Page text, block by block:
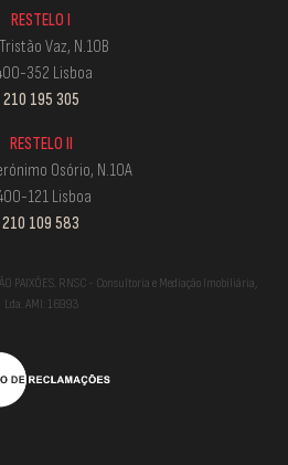
RESTELO I
Vaz, N.10B
352 Lisboa
210 195 305
RESTELO II
Osório, N.10A
121 Lisboa
210 109 583
PAIXÕES. RNSC - Consultoria e Mediação Imobiliária,
Lda. AMI: 16993